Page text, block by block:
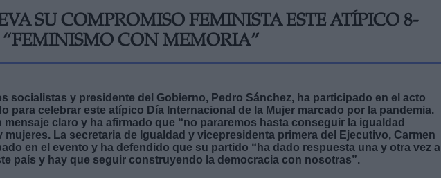
SU COMPROMISO FEMINISTA ESTE ATÍPICO 8-
CON MEMORIA”
socialistas y presidente del Gobierno, Pedro Sánchez, ha participado en el acto
para celebrar este atípico Día Internacional de la Mujer marcado por la pandemia.
mensaje claro y ha afirmado que “no pararemos hasta conseguir la igualdad
mujeres. La secretaria de Igualdad y vicepresidenta primera del Ejecutivo, Carmen
en el evento y ha defendido que su partido “ha dado respuesta una y otra vez a
país y hay que seguir construyendo la democracia con nosotras”.